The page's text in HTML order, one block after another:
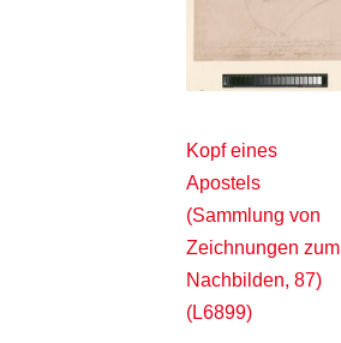
Kopf eines
Apostels
(Sammlung von
Zeichnungen zum
Nachbilden, 87)
(L6899)